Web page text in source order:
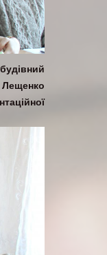
Лещенко